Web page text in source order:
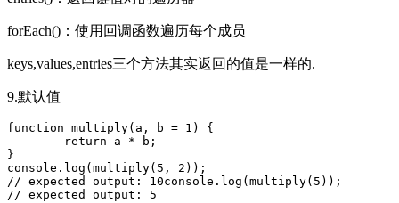
forEach()：使用回调函数遍历每个成员
keys,values,entries三个方法其实返回的值是一样的.
9.默认值
function multiply(a, b = 1) {
}
console.log(multiply(5, 2));
// expected output: 10console.log(multiply(5));
// expected output: 5